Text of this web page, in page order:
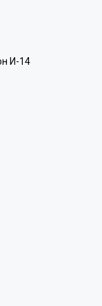
И-14